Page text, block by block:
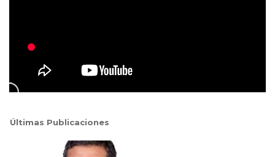
Últimas Publicaciones